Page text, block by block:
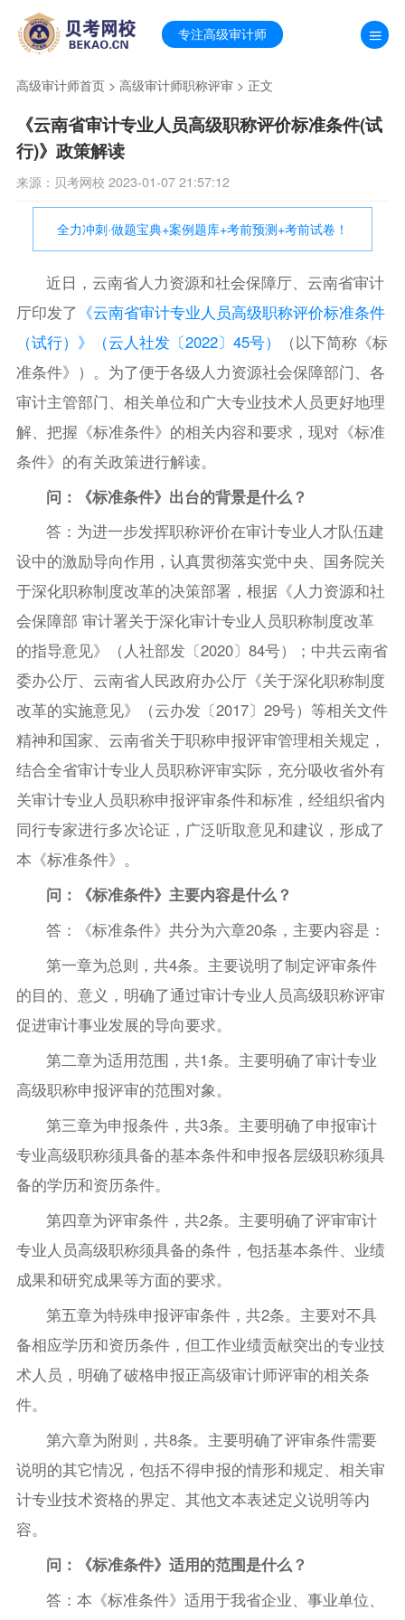
专注高级审计师
高级审计师首页> 高级审计师职称评审 > 正文
《云南省审计专业人员高级职称评价标准条件(试
行)》政策解读
来源：贝考网校 2023-01-07 21:57:12
全力冲刺·做题宝典+案例题库+考前预测+考前试卷！
近日，云南省人力资源和社会保障厅、云南省审计
厅印发了 《云南省审计专业人员高级职称评价标准条件
（试行）》（云人社发〔2022〕45号）
（以下简称《标
准条件》）。为了便于各级人力资源社会保障部门、各
审计主管部门、相关单位和广大专业技术人员更好地理
解、把握《标准条件》的相关内容和要求，现对《标准
条件》的有关政策进行解读。
问：《标准条件》出台的背景是什么？
答：为进一步发挥职称评价在审计专业人才队伍建
设中的激励导向作用，认真贯彻落实党中央、国务院关
于深化职称制度改革的决策部署，根据《人力资源和社
会保障部 审计署关于深化审计专业人员职称制度改革
的指导意见》（人社部发〔2020〕84号）；中共云南省
委办公厅、云南省人民政府办公厅《关于深化职称制度
改革的实施意见》（云办发〔2017〕29号）等相关文件
精神和国家、云南省关于职称申报评审管理相关规定，
结合全省审计专业人员职称评审实际，充分吸收省外有
关审计专业人员职称申报评审条件和标准，经组织省内
同行专家进行多次论证，广泛听取意见和建议，形成了
本《标准条件》。
问：《标准条件》主要内容是什么？
答：《标准条件》共分为六章20条，主要内容是：
第一章为总则，共4条。主要说明了制定评审条件
的目的、意义，明确了通过审计专业人员高级职称评审
促进审计事业发展的导向要求。
第二章为适用范围，共1条。主要明确了审计专业
高级职称申报评审的范围对象。
第三章为申报条件，共3条。主要明确了申报审计
专业高级职称须具备的基本条件和申报各层级职称须具
备的学历和资历条件。
第四章为评审条件，共2条。主要明确了评审审计
专业人员高级职称须具备的条件，包括基本条件、业绩
成果和研究成果等方面的要求。
第五章为特殊申报评审条件，共2条。主要对不具
备相应学历和资历条件，但工作业绩贡献突出的专业技
术人员，明确了破格申报正高级审计师评审的相关条
件。
第六章为附则，共8条。主要明确了评审条件需要
说明的其它情况，包括不得申报的情形和规定、相关审
计专业技术资格的界定、其他文本表述定义说明等内
容。
问：《标准条件》适用的范围是什么？
答：本《标准条件》适用于我省企业、事业单位、